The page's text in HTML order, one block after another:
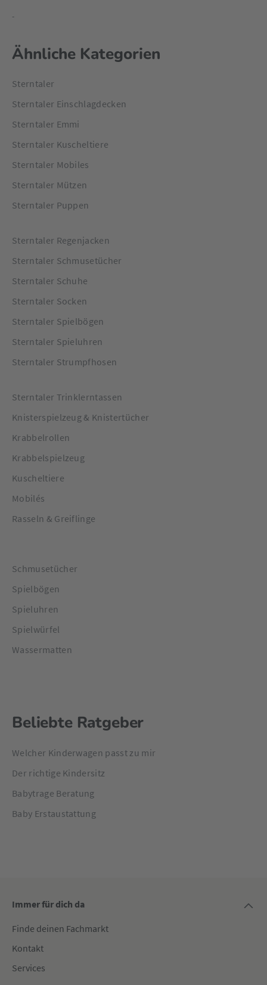
-
Ähnliche Kategorien
Sterntaler
Sterntaler Einschlagdecken
Sterntaler Emmi
Sterntaler Kuscheltiere
Sterntaler Mobiles
Sterntaler Mützen
Sterntaler Puppen
Sterntaler Regenjacken
Sterntaler Schmusetücher
Sterntaler Schuhe
Sterntaler Socken
Sterntaler Spielbögen
Sterntaler Spieluhren
Sterntaler Strumpfhosen
Sterntaler Trinklerntassen
Knisterspielzeug & Knistertücher
Krabbelrollen
Krabbelspielzeug
Kuscheltiere
Mobilés
Rasseln & Greiflinge
Schmusetücher
Spielbögen
Spieluhren
Spielwürfel
Wassermatten
Beliebte Ratgeber
Welcher Kinderwagen passt zu mir
Der richtige Kindersitz
Babytrage Beratung
Baby Erstaustattung
Immer für dich da
Finde deinen Fachmarkt
Kontakt
Services